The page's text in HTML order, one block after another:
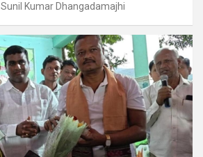
Sunil Kumar Dhangadamajhi